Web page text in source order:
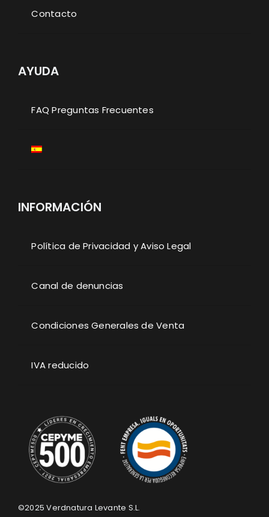
Contacto
AYUDA
FAQ Preguntas Frecuentes
INFORMACIÓN
Política de Privacidad y Aviso Legal
Canal de denuncias
Condiciones Generales de Venta
IVA reducido
©2025Verdnatura Levante S.L.